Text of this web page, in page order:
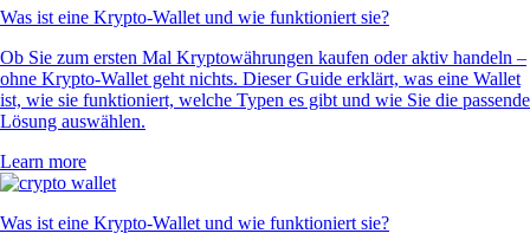
Was ist eine Krypto-Wallet und wie funktioniert sie?
Ob Sie zum ersten Mal Kryptowährungen kaufen oder aktiv handeln –
ohne Krypto-Wallet geht nichts. Dieser Guide erklärt, was eine Wallet
ist, wie sie funktioniert, welche Typen es gibt und wie Sie die passende
Lösung auswählen.
Learn more
Was ist eine Krypto-Wallet und wie funktioniert sie?